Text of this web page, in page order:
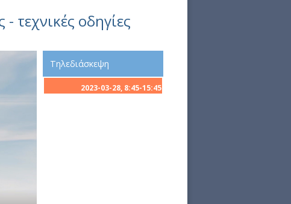
τεχνικές οδηγίες
Τηλεδιάσκεψη
2023-03-28, 8:45-15:45